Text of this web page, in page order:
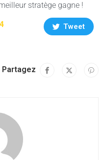
stratège gagne !
Tweet
Partagez